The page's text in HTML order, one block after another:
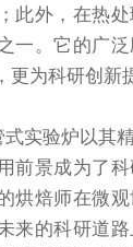
此外，在热
一。它的广
更为科研创新
实验炉以其
前景成为了科
烘焙师在微
来的科研道